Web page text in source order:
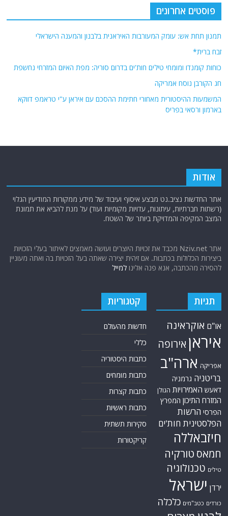
פוסטים אחרונים
תמנון תחת אש: עומק המעורבות האיראנית בלבנון והמענה הישראלי
זבח ברית*
כוחות קומנדו ומומחי טילים חות'ים בדרום סוריה: מפת האיום המזרחי נחשפת
חג הקורבן נוסח אמריקה
המשמעות ההיסטורית מאחורי חתימת ההסכם עם איראן ע"י טראמפ דווקא
בארמון ורסאי בפריס
אודות
אתר החדשות נציב.נט מבצע איסוף ועיבוד של מידע ממקורות המודיעין הגלוי
(רשתות חברתיות, עיתונות, עדויות מקומיות ועוד) על מנת להביא את תמונת
המצב המקיפה והמדויקת ביותר של השטח.
אתר Nziv.net מכבד את זכויות היוצרים ועושה מאמצים לאיתור בעלי הזכויות
ביצירות הכלולות בכתבות. אם זיהית יצירה שאתה בעל הזכויות בה ואתה מעוניין
להסירה מהכתבה, אנא פנה אלינולמייל
תגיות
או"ם אוקראינה
איראן אירופה
אפריקה ארה"ב
בריטניה גרמניה
דאעש האמירויות הגולן
המזרח התיכון המפרץ
הפרסי הרשות
הפלסטינית חות'ים
חיזבאללה
חמאס טורקיה
טילים טכנולוגיה
ירדן ישראל
כורדים כטב"מים כלכלה
קטגוריות
חדשות מהעולם
כללי
כתבות היסטוריה
כתבות מומחים
כתבות קצרות
כתבות ראשיות
סקירות תשתית
קריקטורות